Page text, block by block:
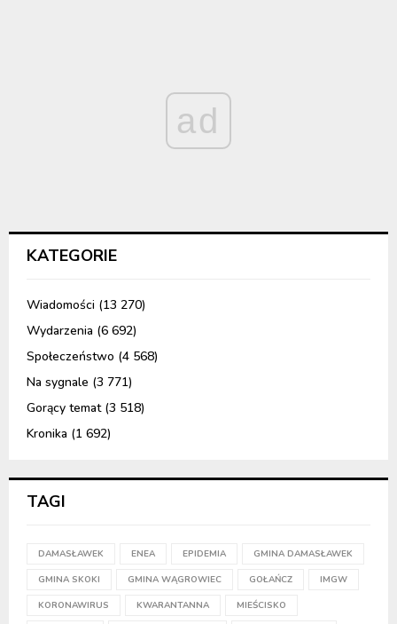
ad
KATEGORIE
Wiadomości (13 270)
Wydarzenia (6 692)
Społeczeństwo (4 568)
Na sygnale (3 771)
Gorący temat(3 518)
Kronika (1 692)
TAGI
DAMASŁAWEK ENEA EPIDEMIA GMINA DAMASŁAWEK
GMINA SKOKI GMINA WĄGROWIEC GOŁAŃCZ IMGW
KORONAWIRUS KWARANTANNA MIEŚCISKO